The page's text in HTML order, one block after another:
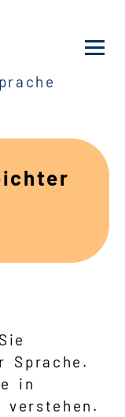
Sprache.
in
verstehen.